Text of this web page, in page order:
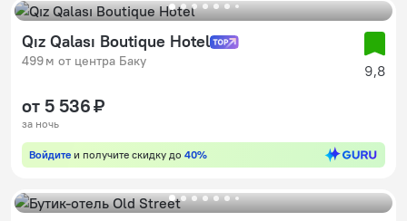
Qız Qalası Boutique Hotel
499 м от центра Баку
9,8
от 5 536 ₽
за ночь
Войдите и получите скидку до 40%